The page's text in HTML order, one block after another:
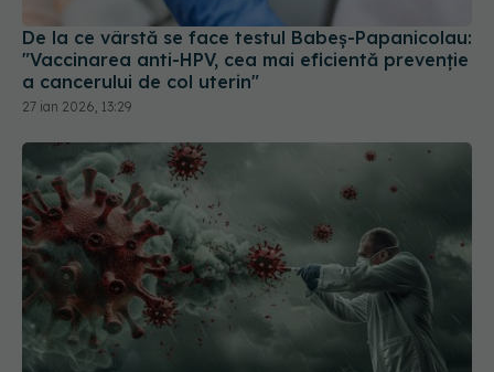
EXCLUSIV Ce trebuie să știi despre vaccinarea
antigripală. Dr. Adrian Marinescu: Trebuie să ne
protejăm